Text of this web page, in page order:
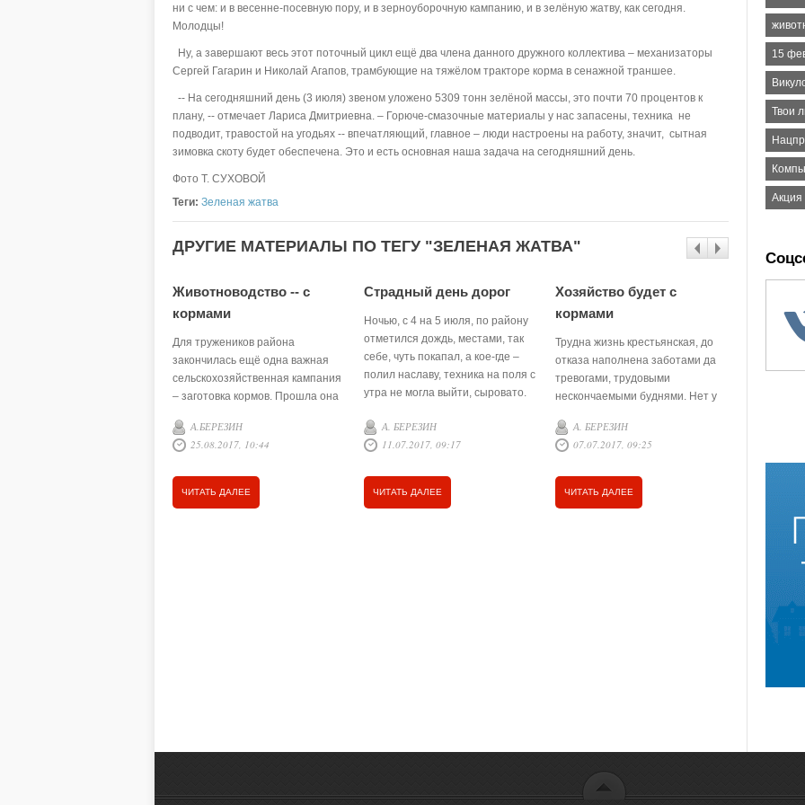
ни с чем: и в весенне-посевную пору, и в зерноуборочную кампанию, и в зелёную жатву, как сегодня.
Молодцы!
Ну, а завершают весь этот поточный цикл ещё два члена данного дружного коллектива – механизаторы
Сергей Гагарин и Николай Агапов, трамбующие на тяжёлом тракторе корма в сенажной траншее.
-- На сегодняшний день (3 июля) звеном уложено 5309 тонн зелёной массы, это почти 70 процентов к
плану, -- отмечает Лариса Дмитриевна. – Горюче-смазочные материалы у нас запасены, техника не
подводит, травостой на угодьях -- впечатляющий, главное – люди настроены на работу, значит, сытная
зимовка скоту будет обеспечена. Это и есть основная наша задача на сегодняшний день.
Фото Т. СУХОВОЙ
Теги: Зеленая жатва
ДРУГИЕ МАТЕРИАЛЫ ПО ТЕГУ "ЗЕЛЕНАЯ ЖАТВА"
Животноводство -- с
кормами
Для тружеников района
закончилась ещё одна важная
сельскохозяйственная кампания
– заготовка кормов. Прошла она
хороших погодных условиях.
А.БЕРЕЗИН
25.08.2017, 10:44
ЧИТАТЬ ДАЛЕЕ
Страдный день дорог
Ночью, с 4 на 5 июля, по району
отметился дождь, местами, так
себе, чуть покапал, а кое-где –
полил наславу, техника на поля с
утра не могла выйти, сыровато.
А. БЕРЕЗИН
11.07.2017, 09:17
ЧИТАТЬ ДАЛЕЕ
Хозяйство будет с
кормами
Трудна жизнь крестьянская, до
отказа наполнена заботами да
тревогами, трудовыми
нескончаемыми буднями. Нет у
воскресных дней. Разве что, на
календарных листочках…
А. БЕРЕЗИН
07.07.2017, 09:25
ЧИТАТЬ ДАЛЕЕ
Не
полевая
А.
15
Твои